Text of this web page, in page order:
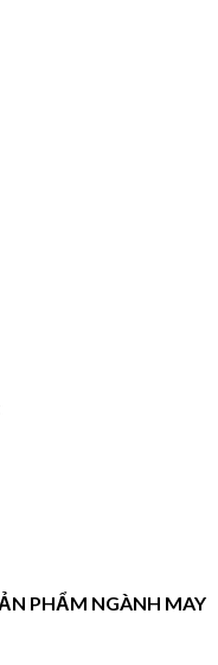
PHẨM NGÀNH MAY